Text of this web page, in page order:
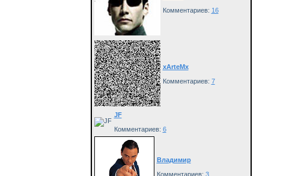
Комментариев: 16
xArteMx
Комментариев: 7
JF
Комментариев: 6
Владимир
Комментариев: 3